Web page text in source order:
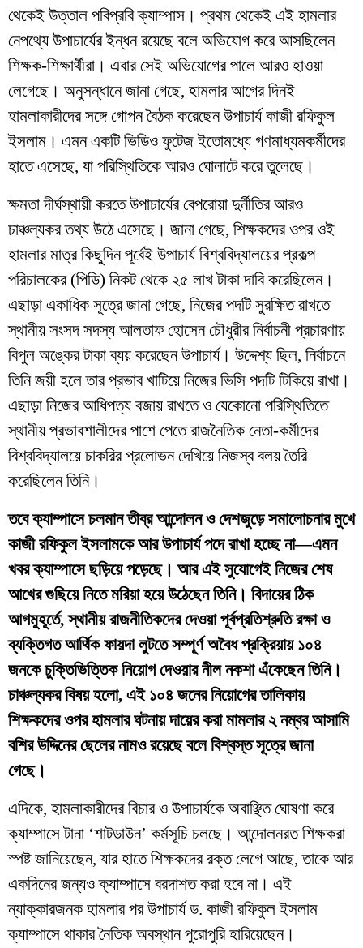
থেকেই উত্তাল পবিপ্রবি ক্যাম্পাস। প্রথম থেকেই এই হামলার
নেপথ্যে উপাচার্যের ইন্ধন রয়েছে বলে অভিযোগ করে আসছিলেন
শিক্ষক-শিক্ষার্থীরা। এবার সেই অভিযোগের পালে আরও হাওয়া
লেগেছে। অনুসন্ধানে জানা গেছে, হামলার আগের দিনই
হামলাকারীদের সঙ্গে গোপন বৈঠক করেছেন উপাচার্য কাজী রফিকুল
ইসলাম। এমন একটি ভিডিও ফুটেজ ইতোমধ্যে গণমাধ্যমকর্মীদের
হাতে এসেছে, যা পরিস্থিতিকে আরও ঘোলাটে করে তুলেছে।
​ক্ষমতা দীর্ঘস্থায়ী করতে উপাচার্যের বেপরোয়া দুর্নীতির আরও
চাঞ্চল্যকর তথ্য উঠে এসেছে। জানা গেছে, শিক্ষকদের ওপর ওই
হামলার মাত্র কিছুদিন পূর্বেই উপাচার্য বিশ্ববিদ্যালয়ের প্রকল্প
পরিচালকের (পিডি) নিকট থেকে ২৫ লাখ টাকা দাবি করেছিলেন।
এছাড়া একাধিক সূত্রে জানা গেছে, নিজের পদটি সুরক্ষিত রাখতে
স্থানীয় সংসদ সদস্য আলতাফ হোসেন চৌধুরীর নির্বাচনী প্রচারণায়
বিপুল অঙ্কের টাকা ব্যয় করেছেন উপাচার্য। উদ্দেশ্য ছিল, নির্বাচনে
তিনি জয়ী হলে তার প্রভাব খাটিয়ে নিজের ভিসি পদটি টিকিয়ে রাখা।
এছাড়া নিজের আধিপত্য বজায় রাখতে ও যেকোনো পরিস্থিতিতে
স্থানীয় প্রভাবশালীদের পাশে পেতে রাজনৈতিক নেতা-কর্মীদের
বিশ্ববিদ্যালয়ে চাকরির প্রলোভন দেখিয়ে নিজস্ব বলয় তৈরি
করেছিলেন তিনি।
তবে ক্যাম্পাসে চলমান তীব্র আন্দোলন ও দেশজুড়ে সমালোচনার মুখে
কাজী রফিকুল ইসলামকে আর উপাচার্য পদে রাখা হচ্ছে না—এমন
খবর ক্যাম্পাসে ছড়িয়ে পড়েছে। আর এই সুযোগেই নিজের শেষ
আখের গুছিয়ে নিতে মরিয়া হয়ে উঠেছেন তিনি। বিদায়ের ঠিক
আগমুহূর্তে, স্থানীয় রাজনীতিকদের দেওয়া পূর্বপ্রতিশ্রুতি রক্ষা ও
ব্যক্তিগত আর্থিক ফায়দা লুটতে সম্পূর্ণ অবৈধ প্রক্রিয়ায় ১০৪
জনকে চুক্তিভিত্তিক নিয়োগ দেওয়ার নীল নকশা এঁকেছেন তিনি।
চাঞ্চল্যকর বিষয় হলো, এই ১০৪ জনের নিয়োগের তালিকায়
শিক্ষকদের ওপর হামলার ঘটনায় দায়ের করা মামলার ২ নম্বর আসামি
বশির উদ্দিনের ছেলের নামও রয়েছে বলে বিশ্বস্ত সূত্রে জানা
গেছে।
​এদিকে, হামলাকারীদের বিচার ও উপাচার্যকে অবাঞ্ছিত ঘোষণা করে
ক্যাম্পাসে টানা ‘শাটডাউন’ কর্মসূচি চলছে। আন্দোলনরত শিক্ষকরা
স্পষ্ট জানিয়েছেন, যার হাতে শিক্ষকদের রক্ত লেগে আছে, তাকে আর
একদিনের জন্যও ক্যাম্পাসে বরদাশত করা হবে না। এই
ন্যাক্কারজনক হামলার পর উপাচার্য ড. কাজী রফিকুল ইসলাম
ক্যাম্পাসে থাকার নৈতিক অবস্থান পুরোপুরি হারিয়েছেন।